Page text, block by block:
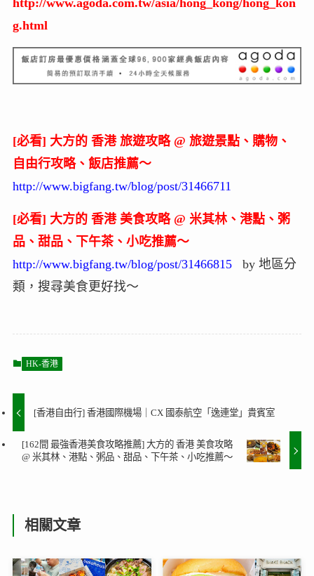
http://www.agoda.com.tw/asia/hong_kong/hong_kon
g.html
[必看] 大方的 香港 旅遊攻略 @ 旅遊景點、購物、
自由行攻略、飯店推薦～
http://www.bigfang.tw/blog/post/31466711
[必看] 大方的 香港 美食攻略 @ 米其林、港點、粥
品、甜品、下午茶、小吃推薦～
http://www.bigfang.tw/blog/post/31466815by 地區分
類，搜尋美食更好找～
HK-香港
[香港自由行] 香港國際機場｜CX 國泰航空「逸連堂」貴賓室
[162間 最強香港美食攻略推薦] 大方的 香港 美食攻略
@ 米其林、港點、粥品、甜品、下午茶、小吃推薦～
相關文章